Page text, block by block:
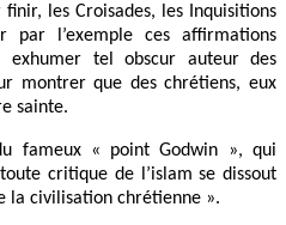
les Croisades, les Inquisitions
par l’exemple ces affirmations
exhumer tel obscur auteur des
montrer que des chrétiens, eux
sainte.
fameux « point Godwin », qui
critique de l’islam se dissout
la civilisation chrétienne ».